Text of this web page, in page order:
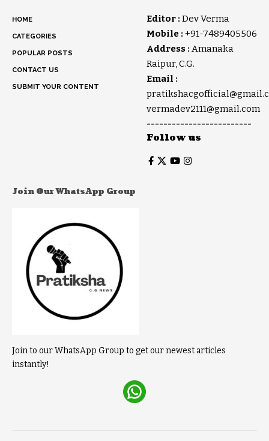
HOME
CATEGORIES
POPULAR POSTS
CONTACT US
SUBMIT YOUR CONTENT
Editor : Dev Verma
Mobile : +91-7489405506
Address : Amanaka
Raipur, C.G.
Email :
vermadev2111@gmail.com
-------------------------
Follow us
Join Our WhatsApp Group
Join to our WhatsApp Group to get our newest articles
instantly!